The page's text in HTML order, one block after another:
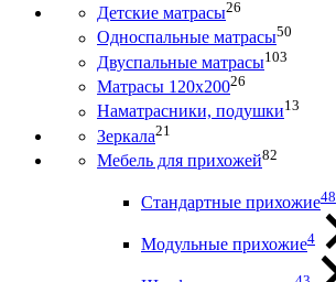
Детские матрасы26
Односпальные матрасы50
Двуспальные матрасы103
Матрасы 120х20026
Наматрасники, подушки13
Зеркала21
Мебель для прихожей82
Стандартные прихожие48
Модульные прихожие4